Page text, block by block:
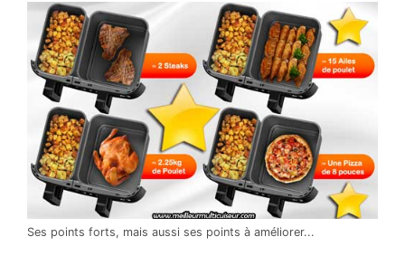
Ses points forts, mais aussi ses points à améliorer...